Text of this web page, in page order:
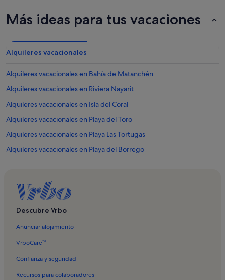
Más ideas para tus vacaciones
Alquileres vacacionales
Alquileres vacacionales en Bahía de Matanchén
Alquileres vacacionales en Riviera Nayarit
Alquileres vacacionales en Isla del Coral
Alquileres vacacionales en Playa del Toro
Alquileres vacacionales en Playa Las Tortugas
Alquileres vacacionales en Playa del Borrego
Alquileres vacacionales en Playa Punta Raza
Complejos turísticos en Riviera Nayarit
Descubre Vrbo
Anunciar alojamiento
VrboCare™
Confianza y seguridad
Recursos para colaboradores